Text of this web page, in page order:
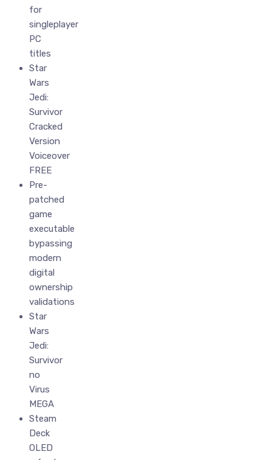
for
singleplayer
PC
titles
Star
Wars
Jedi:
Survivor
Cracked
Version
Voiceover
FREE
Pre-
patched
game
executable
bypassing
modern
digital
ownership
validations
Star
Wars
Jedi:
Survivor
no
Virus
MEGA
Steam
Deck
OLED